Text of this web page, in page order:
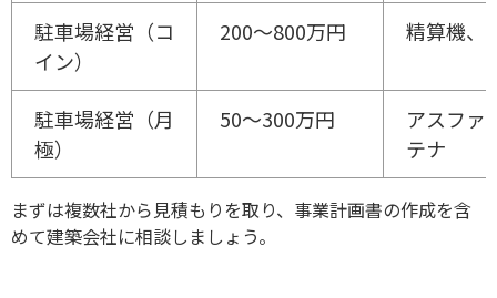
駐車場経営（コ
イン）
200～800万円 精算機、
駐車場経営（月
極）
50～300万円
アスファ
テナ
まずは複数社から見積もりを取り、事業計画書の作成を含
めて建築会社に相談しましょう。